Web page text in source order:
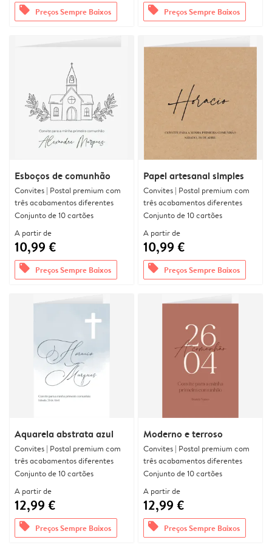
offers Preços Sempre Baixos offers Preços Sempre Baixos
Esboços de comunhão
Convites | Postal premium com
três acabamentos diferentes
Conjunto de 10 cartões
A partir de
10,99 €
offers Preços Sempre Baixos
Papel artesanal simples
Convites | Postal premium com
três acabamentos diferentes
Conjunto de 10 cartões
A partir de
10,99 €
offers Preços Sempre Baixos
Aquarela abstrata azul
Convites | Postal premium com
três acabamentos diferentes
Conjunto de 10 cartões
A partir de
12,99 €
offers Preços Sempre Baixos
Moderno e terroso
Convites | Postal premium com
três acabamentos diferentes
Conjunto de 10 cartões
A partir de
12,99 €
offers Preços Sempre Baixos